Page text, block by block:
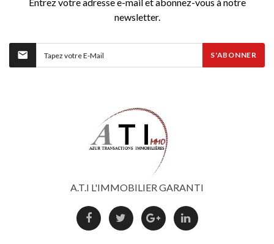
newsletter.
S'ABONNER
A.T.I L'IMMOBILIER GARANTI